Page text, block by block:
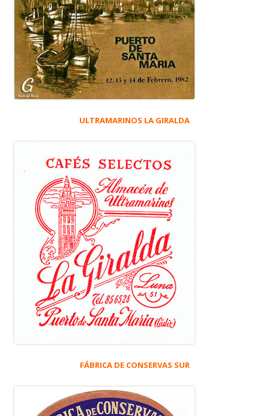
ULTRAMARINOS LA GIRALDA
FÁBRICA DE CONSERVAS SUR